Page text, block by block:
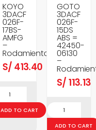
KOYO
3DACF
026F-
17BS-
AMFG
–
Rodamientos
S/ 413.40
ADD TO CART
GOTO
3DACF
026F-
15DS
ABS =
42450-
06130
–
S/ 113.13
ADD TO CART